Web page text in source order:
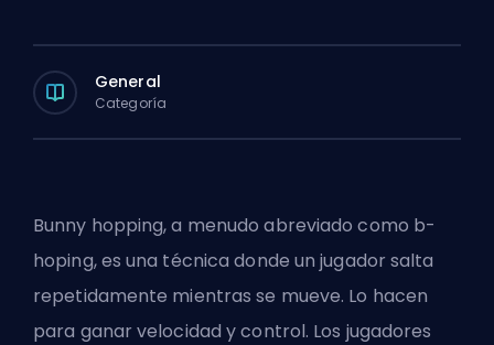
General
Categoría
Bunny hopping, a menudo abreviado como b-
hoping, es una técnica donde un jugador salta
repetidamente mientras se mueve. Lo hacen
para ganar velocidad y control. Los jugadores